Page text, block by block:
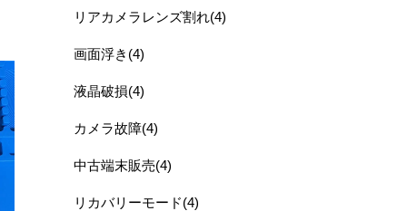
リアカメラレンズ割れ(4)
画面浮き(4)
液晶破損(4)
カメラ故障(4)
中古端末販売(4)
リカバリーモード(4)